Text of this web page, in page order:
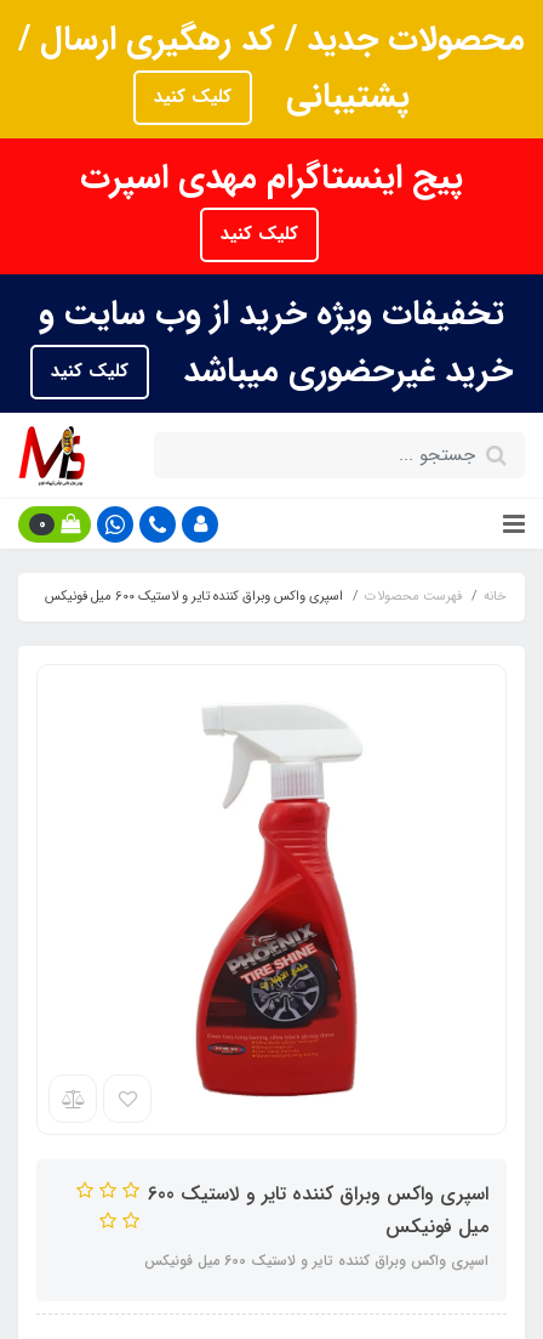
محصولات جدید / کد رهگیری ارسال /
پشتیبانی
کلیک کنید
پیج اینستاگرام مهدی اسپرت
کلیک کنید
تخفیفات ویژه خرید از وب سایت و
خرید غیرحضوری میباشد
کلیک کنید
0
خانه فهرست محصولات اسپری واکس وبراق کننده تایر و لاستیک 600 میل فونیکس
اسپری واکس وبراق کننده تایر و لاستیک 600
میل فونیکس
اسپری واکس وبراق کننده تایر و لاستیک 600 میل فونیکس